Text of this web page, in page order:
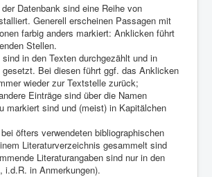
Datenbank sind eine Reihe von
Generell erscheinen Passagen mit
farbig anders markiert: Anklicken führt
Stellen.
in den Texten durchgezählt und in
Bei diesen führt ggf. das Anklicken
wieder zur Textstelle zurück;
Einträge sind über die Namen
markiert sind und (meist) in Kapitälchen
öfters verwendeten bibliographischen
Literaturverzeichnis gesammelt sind
Literaturangaben sind nur in den
i.d.R. in Anmerkungen).